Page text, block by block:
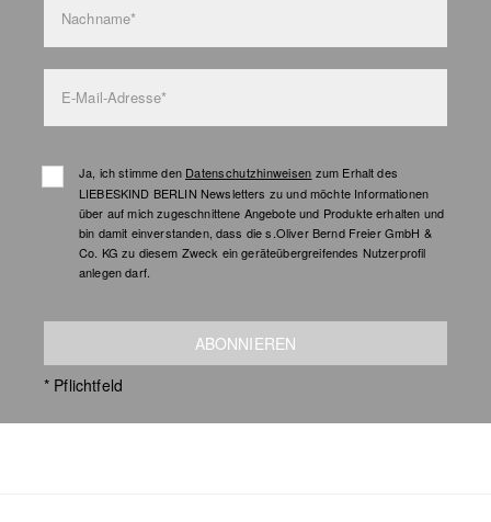
Nachname*
E-Mail-Adresse*
Ja, ich stimme den Datenschutzhinweisen zum Erhalt des
LIEBESKIND BERLIN Newsletters zu und möchte Informationen
über auf mich zugeschnittene Angebote und Produkte erhalten und
bin damit einverstanden, dass die s.Oliver Bernd Freier GmbH &
Co. KG zu diesem Zweck ein geräteübergreifendes Nutzerprofil
anlegen darf.
ABONNIEREN
* Pflichtfeld